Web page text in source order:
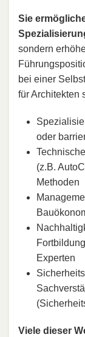
Sie
sondern
bei einer
für Architekten
oder
(z.B.
Methoden
Experten
Viele dieser